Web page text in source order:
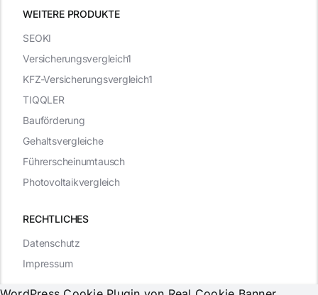
WEITERE PRODUKTE
RECHTLICHES
Datenschutz
Impressum
SEOKI
Versicherungsvergleich1
KFZ-Versicherungsvergleich1
TIQQLER
Bauförderung
Gehaltsvergleiche
Führerscheinumtausch
Photovoltaikvergleich